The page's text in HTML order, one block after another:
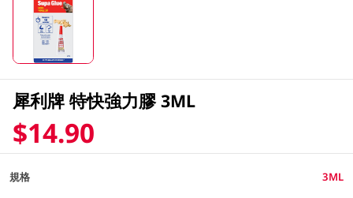
犀利牌 特快強力膠 3ML
$14.90
規格 3ML